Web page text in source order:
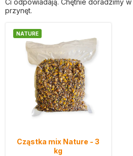
Ci odpowiadają. Chętnie doradzimy
przynęt.
Cząstka mix Nature - 3
kg
NATURE